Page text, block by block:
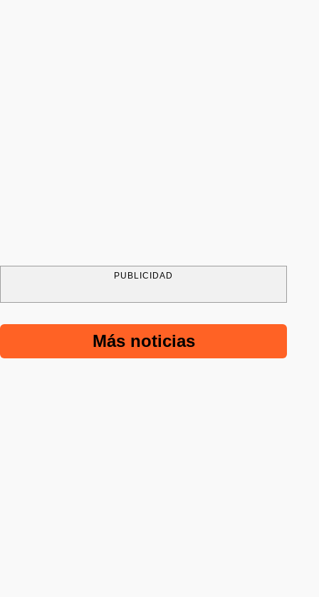
PUBLICIDAD
Más noticias